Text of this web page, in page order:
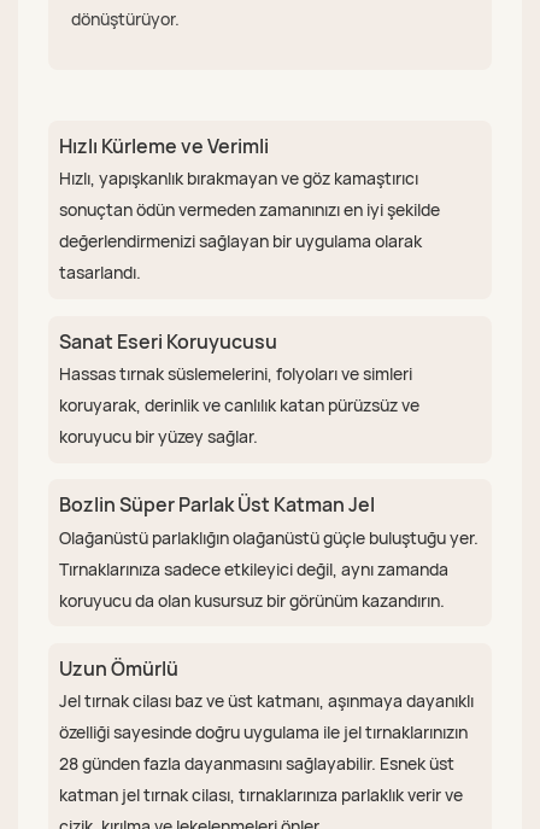
dönüştürüyor.
Hızlı Kürleme ve Verimli
Hızlı, yapışkanlık bırakmayan ve göz kamaştırıcı
sonuçtan ödün vermeden zamanınızı en iyi şekilde
değerlendirmenizi sağlayan bir uygulama olarak
tasarlandı.
Sanat Eseri Koruyucusu
Hassas tırnak süslemelerini, folyoları ve simleri
koruyarak, derinlik ve canlılık katan pürüzsüz ve
koruyucu bir yüzey sağlar.
Bozlin Süper Parlak Üst Katman Jel
Olağanüstü parlaklığın olağanüstü güçle buluştuğu yer.
Tırnaklarınıza sadece etkileyici değil, aynı zamanda
koruyucu da olan kusursuz bir görünüm kazandırın.
Uzun Ömürlü
Jel tırnak cilası baz ve üst katmanı, aşınmaya dayanıklı
özelliği sayesinde doğru uygulama ile jel tırnaklarınızın
28 günden fazla dayanmasını sağlayabilir. Esnek üst
katman jel tırnak cilası, tırnaklarınıza parlaklık verir ve